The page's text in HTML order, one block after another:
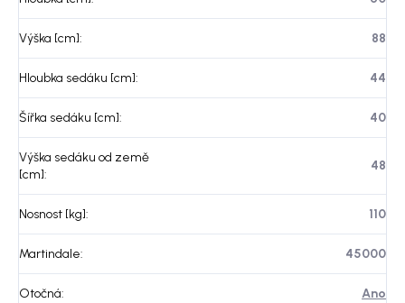
Výška [cm]: 88
Hloubka sedáku [cm]: 44
Šířka sedáku [cm]: 40
Výška sedáku od země
[cm]:
48
Nosnost [kg]: 110
Martindale: 45000
Otočná: Ano